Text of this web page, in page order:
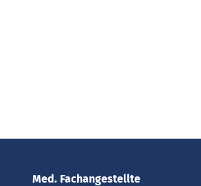
Med. Fachangestellte